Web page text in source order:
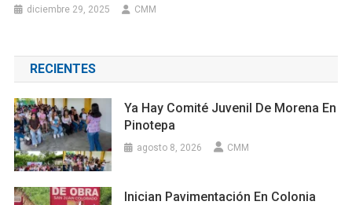
diciembre 29, 2025 CMM
RECIENTES
Ya Hay Comité Juvenil De Morena En
Pinotepa
agosto 8, 2026 CMM
Inician Pavimentación En Colonia